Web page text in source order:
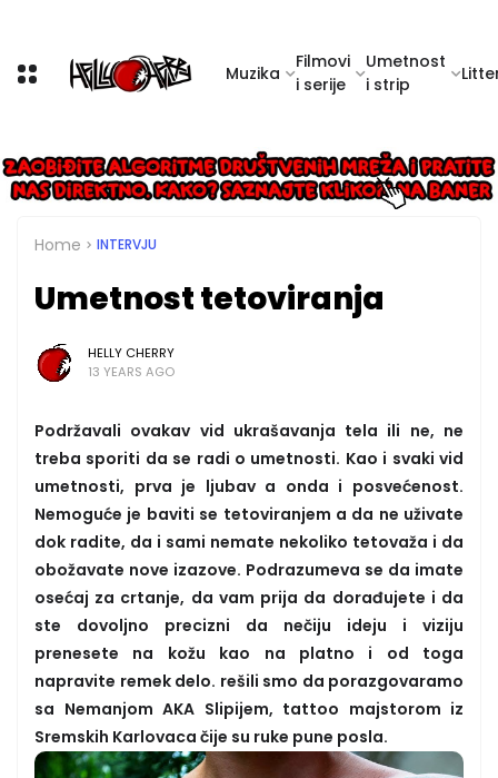
Muzika
Filmovi
i serije
Umetnost
i strip
Home INTERVJU
Umetnost tetoviranja
HELLY CHERRY
13 YEARS AGO
Podržavali ovakav vid ukrašavanja tela ili ne, ne
treba sporiti da se radi o umetnosti. Kao i svaki vid
umetnosti, prva je ljubav a onda i posvećenost.
Nemoguće je baviti se tetoviranjem a da ne uživate
dok radite, da i sami nemate nekoliko tetovaža i da
obožavate nove izazove. Podrazumeva se da imate
osećaj za crtanje, da vam prija da dorađujete i da
ste dovoljno precizni da nečiju ideju i viziju
prenesete na kožu kao na platno i od toga
napravite remek delo. rešili smo da porazgovaramo
sa Nemanjom AKA Slipijem, tattoo majstorom iz
Sremskih Karlovaca čije su ruke pune posla.